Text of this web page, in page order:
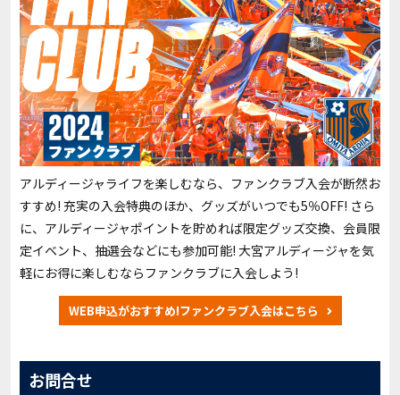
アルディージャライフを楽しむなら、ファンクラブ入会が断然お
すすめ! 充実の入会特典のほか、グッズがいつでも5％OFF! さら
に、アルディージャポイントを貯めれば限定グッズ交換、会員限
定イベント、抽選会などにも参加可能! 大宮アルディージャを気
軽にお得に楽しむならファンクラブに入会しよう!
WEB申込がおすすめ!ファンクラブ入会はこちら
お問合せ